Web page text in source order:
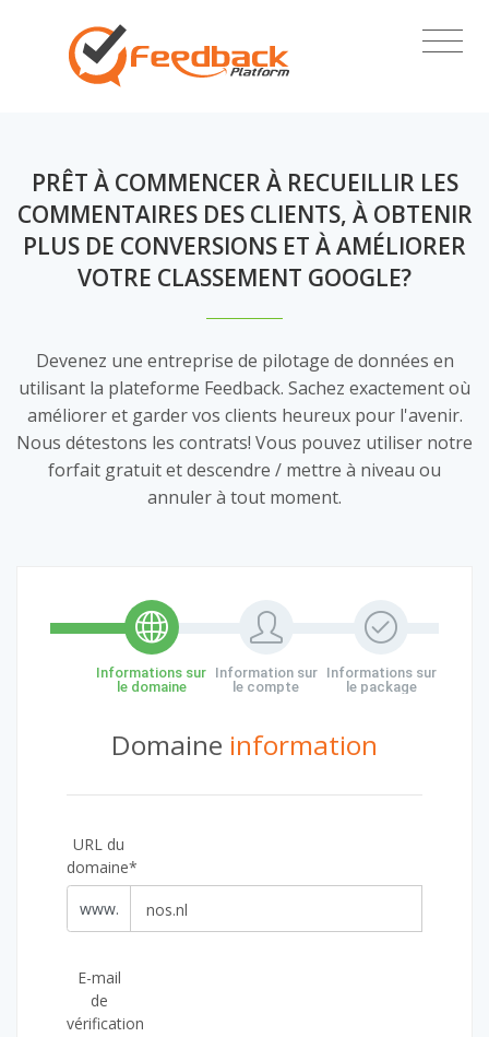
PRÊT À COMMENCER À RECUEILLIR LES
COMMENTAIRES DES CLIENTS, À OBTENIR
PLUS DE CONVERSIONS ET À AMÉLIORER
VOTRE CLASSEMENT GOOGLE?
Devenez une entreprise de pilotage de données en
utilisant la plateforme Feedback. Sachez exactement où
améliorer et garder vos clients heureux pour l'avenir.
Nous détestons les contrats! Vous pouvez utiliser notre
forfait gratuit et descendre / mettre à niveau ou
annuler à tout moment.
Informations sur
le domaine
Information sur
le compte
Informations sur
le package
Domaine information
URL du
domaine*
www.
E-mail
de
vérification